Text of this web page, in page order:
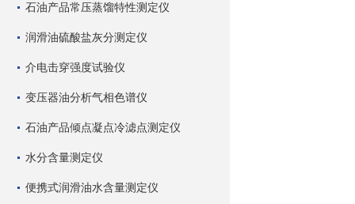
石油产品常压蒸馏特性测定仪
润滑油硫酸盐灰分测定仪
介电击穿强度试验仪
变压器油分析气相色谱仪
石油产品倾点凝点冷滤点测定仪
水分含量测定仪
便携式润滑油水含量测定仪